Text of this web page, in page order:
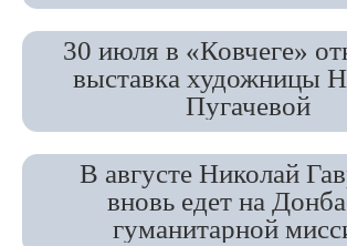
30 июля в «Ковчеге»
выставка художницы
Пугачевой
В августе Николай
вновь едет на
гуманитарной